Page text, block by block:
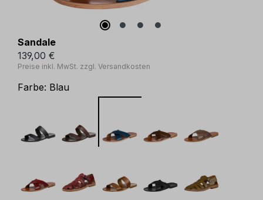
Sandale
139,00 €
Preise inkl. MwSt. zzgl. Versandkosten
Farbe: Blau